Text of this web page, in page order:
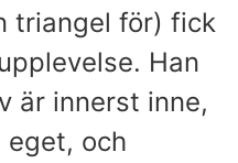
triangel för) fick
Han
är innerst inne,
och